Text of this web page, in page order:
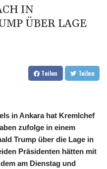
und Tiktok Vorgehen gegen
Kolumbiens Präsident
IN
ÜBER LAGE
Teilen Teilen
in Ankara hat Kremlchef
zufolge in einem
Trump über die Lage in
Präsidenten hätten mit
am Dienstag und